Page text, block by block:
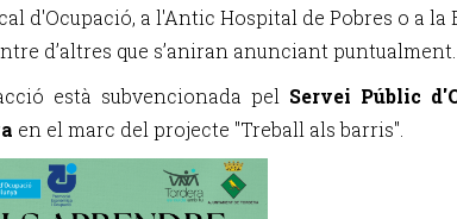
d'Ocupació, a l'Antic Hospital de Pobres o a la
d’altres que s’aniran anunciant puntualment.
està subvencionada pel Servei Públic
en el marc del projecte "Treball als barris".